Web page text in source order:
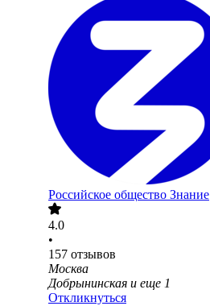
Российское общество Знание
4.0
•
157 отзывов
Москва
Добрынинская и еще 1
Откликнуться